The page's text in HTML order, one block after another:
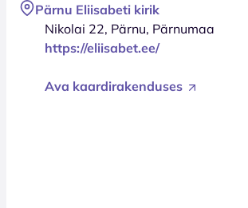
Pärnu Eliisabeti kirik
Nikolai 22, Pärnu, Pärnumaa
https://eliisabet.ee/
Ava kaardirakenduses